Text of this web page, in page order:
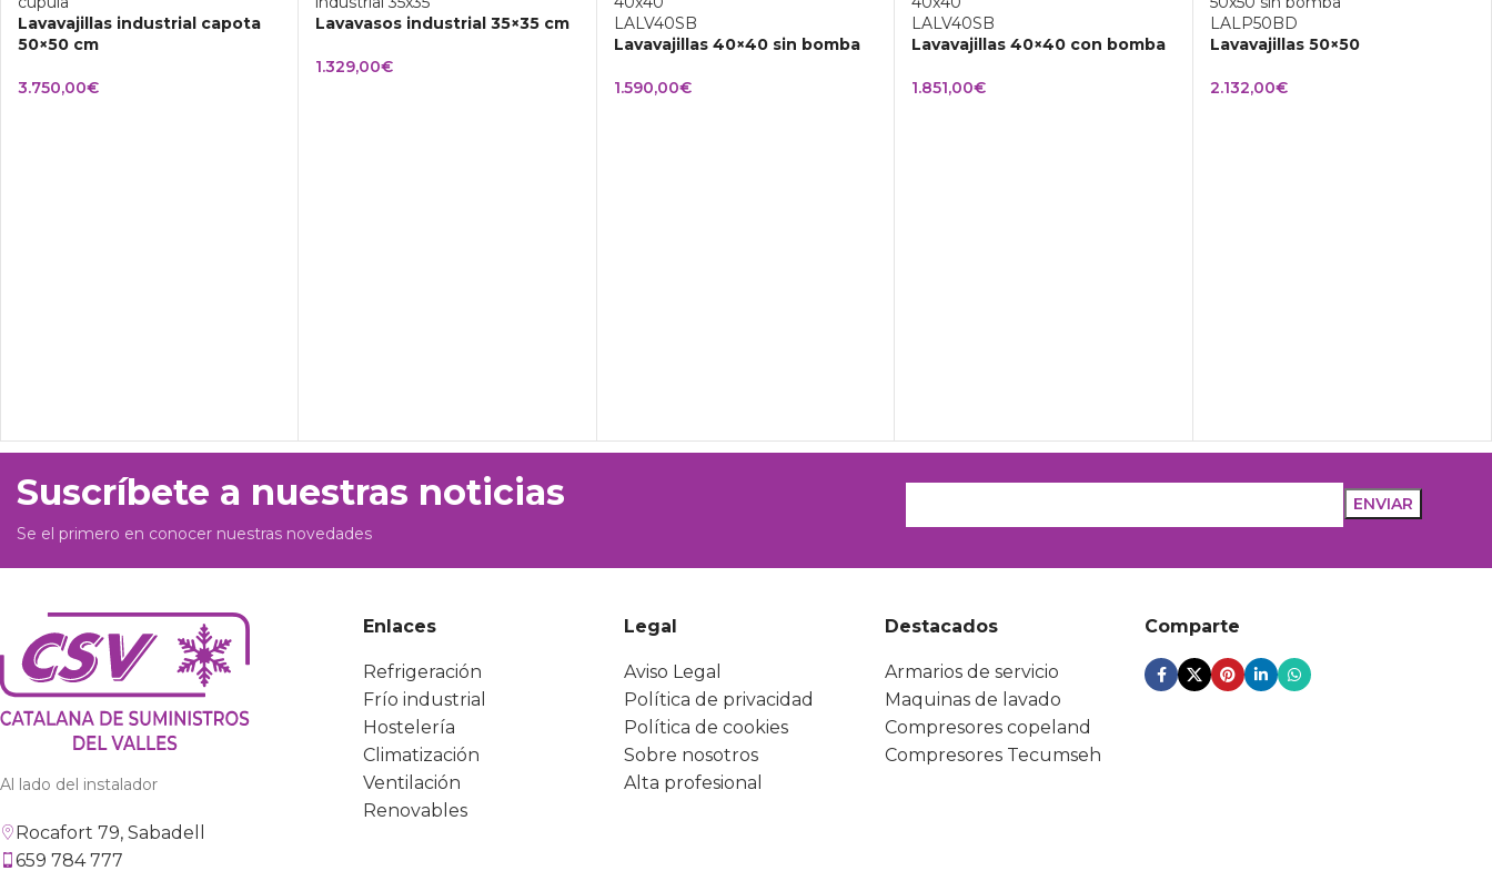
Lavavajillas industrial capota
50×50 cm
3.750,00€
Lavavasos industrial 35×35 cm
1.329,00€
Lavavajillas 40×40 sin bomba
1.590,00€
Lavavajillas 40×40 con bomba
1.851,00€
Lavavajillas 50×50
2.132,00€
Suscríbete a nuestras noticias
Se el primero en conocer nuestras novedades
Al lado del instalador
Rocafort 79, Sabadell
659 784 777
Enlaces
Refrigeración
Frío industrial
Hostelería
Climatización
Ventilación
Renovables
Legal
Aviso Legal
Política de privacidad
Política de cookies
Sobre nosotros
Alta profesional
Destacados
Armarios de servicio
Maquinas de lavado
Compresores copeland
Compresores Tecumseh
Comparte